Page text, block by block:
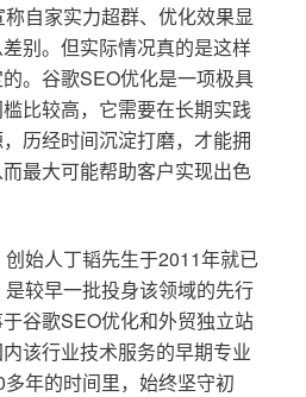
自家实力超群、优化效果显
别。但实际情况真的是这样
。谷歌SEO优化是一项极具
比较高，它需要在长期实践
历经时间沉淀打磨，才能拥
最大可能帮助客户实现出色
始人丁韬先生于2011年就已
较早一批投身该领域的先行
谷歌SEO优化和外贸独立站
该行业技术服务的早期专业
年的时间里，始终坚守初